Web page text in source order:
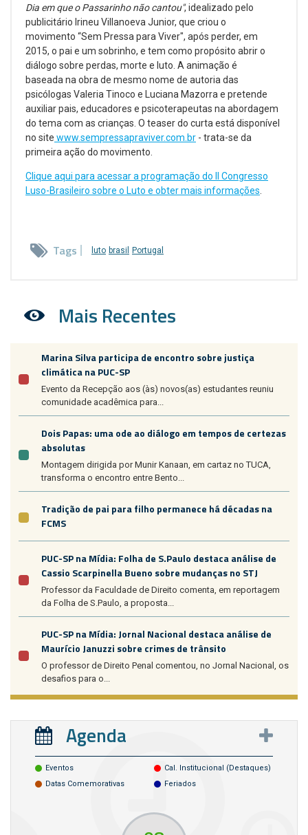
Dia em que o Passarinho não cantou", idealizado pelo
publicitário Irineu Villanoeva Junior, que criou o
movimento “Sem Pressa para Viver", após perder, em
2015, o pai e um sobrinho, e tem como propósito abrir o
diálogo sobre perdas, morte e luto. A animação é
baseada na obra de mesmo nome de autoria das
psicólogas Valeria Tinoco e Luciana Mazorra e pretende
auxiliar pais, educadores e psicoterapeutas na abordagem
do tema com as crianças. O teaser do curta está disponível
no site www.sempressapraviver.com.br - trata-se da
primeira ação do movimento.
Clique aqui para acessar a programação do II Congresso
Luso-Brasileiro sobre o Luto e obter mais informações
Tags luto brasil Portugal
Mais Recentes
Marina Silva participa de encontro sobre justiça
climática na PUC-SP
Evento da Recepção aos (às) novos(as) estudantes reuniu
comunidade acadêmica para...
Dois Papas: uma ode ao diálogo em tempos de certezas
absolutas
Montagem dirigida por Munir Kanaan, em cartaz no TUCA,
transforma o encontro entre Bento...
Tradição de pai para filho permanece há décadas na
FCMS
PUC-SP na Mídia: Folha de S.Paulo destaca análise de
Cassio Scarpinella Bueno sobre mudanças no STJ
Professor da Faculdade de Direito comenta, em reportagem
da Folha de S.Paulo, a proposta...
PUC-SP na Mídia: Jornal Nacional destaca análise de
Maurício Januzzi sobre crimes de trânsito
O professor de Direito Penal comentou, no Jornal Nacional, os
desafios para o...
Agenda
Eventos
Cal. Institucional (destaques)
Datas Comemorativas
Feriados